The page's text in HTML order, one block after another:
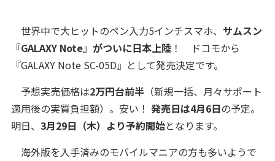
世界中で大ヒットのペン入力5インチスマホ、 サムスン
『GALAXY Note』がついに日本上陸！ ドコモから
『GALAXY Note SC-05D』として発売決定です。
予想実売価格は2万円台前半（新規一括、月々サポート
適用後の実質負担額）。安い！ 発売日は4月6日の予定。
明日、 3月29日（木）より予約開始となります。
海外版を入手済みのモバイルマニアの方も多いようで